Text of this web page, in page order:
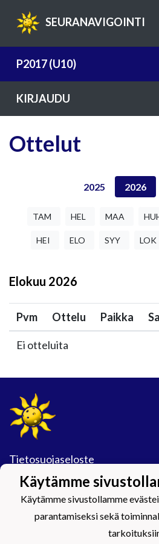
SEURANAVIGOINTI
P2017 (U10)
KIRJAUDU
Ottelut
2025 2026
TAM HEL MAA
HEI ELO SYY LOK
Elokuu 2026
Pvm Ottelu Paikka
Ei otteluita
Tietosuojaseloste
#Maijamäkimagic
Käytämme
Käytämme sivustollamme
parantamiseksi sekä